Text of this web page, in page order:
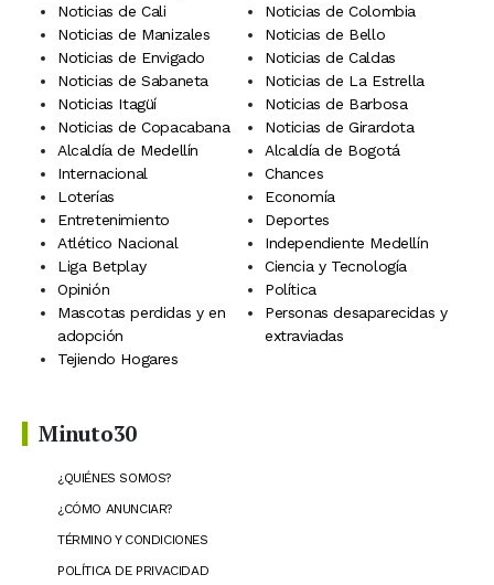
Noticias de Cali
Noticias de Colombia
Noticias de Manizales
Noticias de Bello
Noticias de Envigado
Noticias de Caldas
Noticias de Sabaneta
Noticias de La Estrella
Noticias Itagüí
Noticias de Barbosa
Noticias de Copacabana
Noticias de Girardota
Alcaldía de Medellín
Alcaldía de Bogotá
Internacional
Chances
Loterías
Economía
Entretenimiento
Deportes
Atlético Nacional
Independiente Medellín
Liga Betplay
Ciencia y Tecnología
Opinión
Política
Mascotas perdidas y en
adopción
Personas desaparecidas y
extraviadas
Tejiendo Hogares
Minuto30
¿QUIÉNES SOMOS?
¿CÓMO ANUNCIAR?
TÉRMINO Y CONDICIONES
POLÍTICA DE PRIVACIDAD